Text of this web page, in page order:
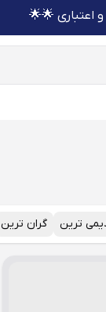
اعتباری 🌟🌟
ترین گران ترین